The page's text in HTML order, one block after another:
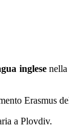
inglesenella
Erasmus
a Plovdiv.